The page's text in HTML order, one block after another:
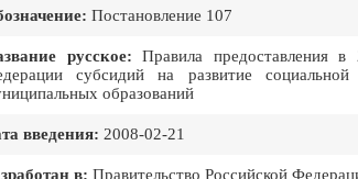
Постановление 107
русское: Правила предоставления
субсидий на развитие
образований
введения: 2008-02-21
в: Правительство Российской